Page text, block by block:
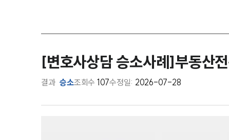
[변호사상담 승소사례]부동산
결과 승소조회수 107수정일: 2026-07-28